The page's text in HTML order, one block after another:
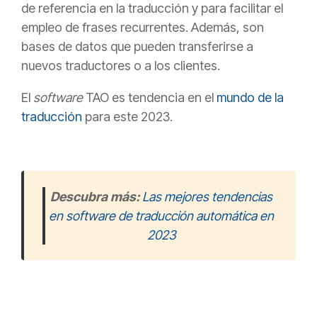
de referencia en la traducción y para facilitar el
empleo de frases recurrentes. Además, son
bases de datos que pueden transferirse a
nuevos traductores o a los clientes.
El softwareTAO es tendencia en el mundo de la
traducción para este 2023.
Descubra más:Las mejores tendencias
en software de traducción automática en
2023